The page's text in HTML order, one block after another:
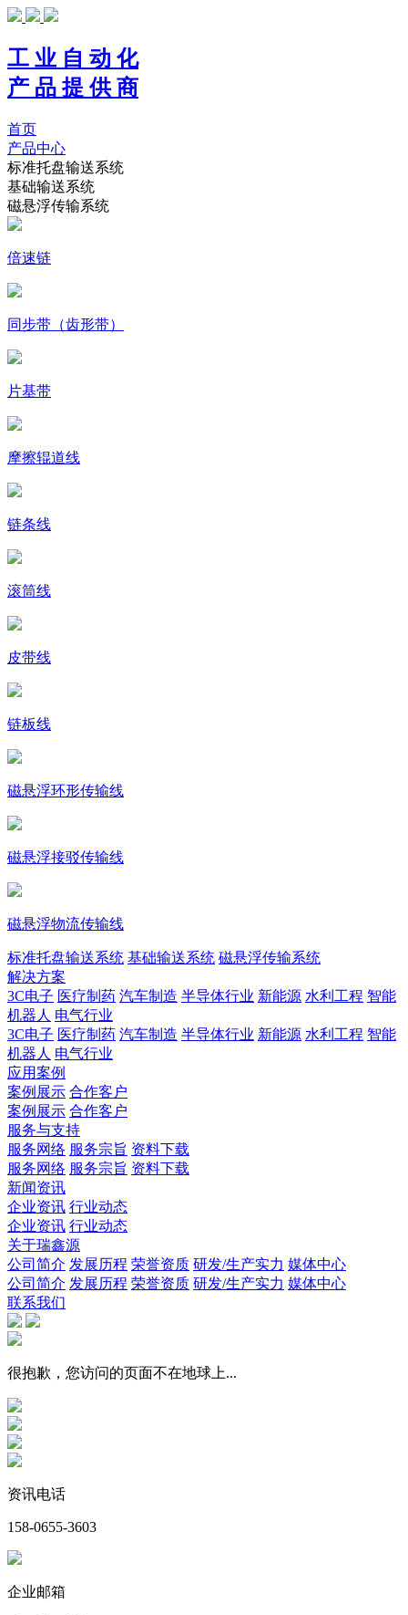
工 业 自 动 化
产 品 提 供 商
首页
产品中心
标准托盘输送系统
基础输送系统
磁悬浮传输系统
倍速链
同步带（齿形带）
片基带
摩擦辊道线
链条线
滚筒线
皮带线
链板线
磁悬浮环形传输线
磁悬浮接驳传输线
磁悬浮物流传输线
标准托盘输送系统 基础输送系统 磁悬浮传输系统
解决方案
3C电子 医疗制药 汽车制造 半导体行业 新能源 水利工程 智能
机器人 电气行业
3C电子 医疗制药 汽车制造 半导体行业 新能源 水利工程 智能
机器人 电气行业
应用案例
案例展示 合作客户
案例展示 合作客户
服务与支持
服务网络 服务宗旨 资料下载
服务网络 服务宗旨 资料下载
新闻资讯
企业资讯 行业动态
企业资讯 行业动态
关于瑞鑫源
公司简介 发展历程 荣誉资质 研发/生产实力 媒体中心
公司简介 发展历程 荣誉资质 研发/生产实力 媒体中心
联系我们
很抱歉，您访问的页面不在地球上...
资讯电话
158-0655-3603
企业邮箱